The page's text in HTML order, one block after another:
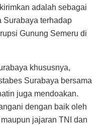
adalah sebagai
Surabaya terhadap
Gunung Semeru di
khususnya,
Surabaya bersama
juga mendoakan.
dengan baik oleh
jajaran TNI dan